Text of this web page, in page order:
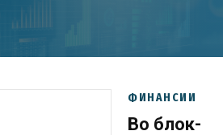
ФИНАНСИИ
Во блок-